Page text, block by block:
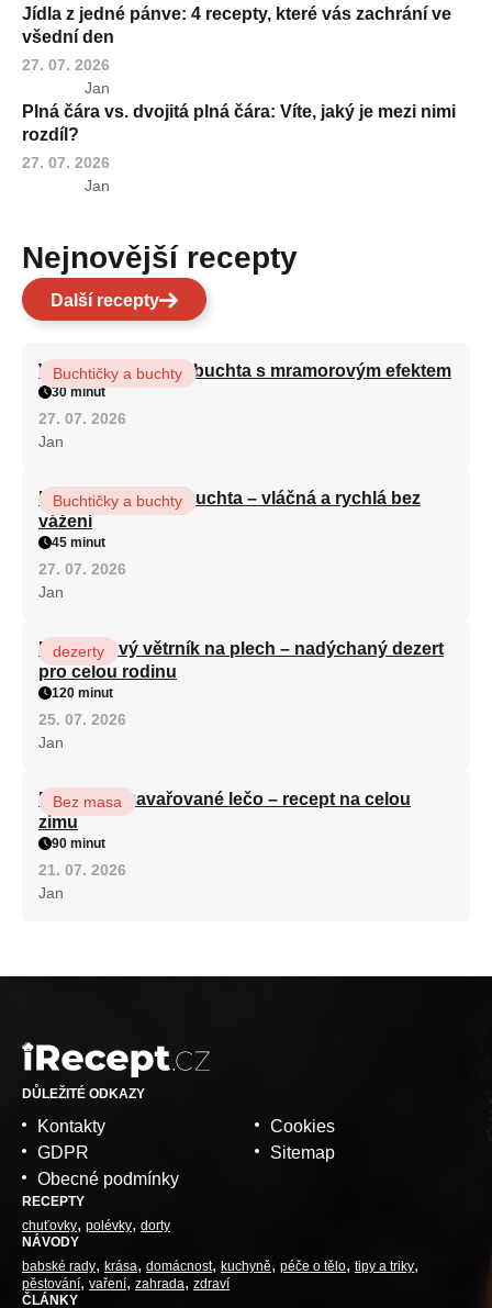
Jídla z jedné pánve: 4 recepty, které vás zachrání ve
všední den
27. 07. 2026
Jan
Plná čára vs. dvojitá plná čára: Víte, jaký je mezi nimi
rozdíl?
27. 07. 2026
Jan
Nejnovější recepty
Další recepty
Vláčná olejová litá buchta s mramorovým efektem
Buchtičky a buchty
30 minut
27. 07. 2026
Jan
Hrnková maková buchta – vláčná a rychlá bez
vážení
Buchtičky a buchty
45 minut
27. 07. 2026
Jan
Karamelový větrník na plech – nadýchaný dezert
pro celou rodinu
dezerty
120 minut
25. 07. 2026
Jan
Babiččino zavařované lečo – recept na celou
zimu
Bez masa
90 minut
21. 07. 2026
Jan
DŮLEŽITÉ ODKAZY
Kontakty
GDPR
Obecné podmínky
Cookies
Sitemap
RECEPTY
chuťovky polévky dorty
NÁVODY
babské rady krása domácnost kuchyně péče o tělo tipy a triky
pěstování vaření zahrada
zdraví
ČLÁNKY